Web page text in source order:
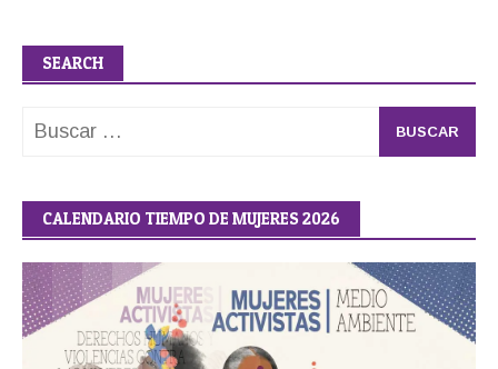
SEARCH
Buscar:
CALENDARIO TIEMPO DE MUJERES 2026